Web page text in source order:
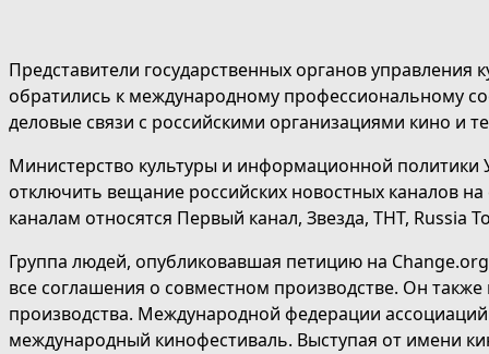
Представители государственных органов
обратились к международному профессиональному
деловые связи с российскими организациями кино и
Министерство культуры и информационной политики
отключить вещание российских новостных каналов
каналам относятся Первый канал, Звезда, ТНТ, Russia
Группа людей, опубликовавшая петицию на
все соглашения о совместном производстве. Он
производства. Международной федерации
международный кинофестиваль. Выступая от имени